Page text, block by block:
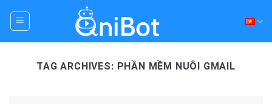
TAG ARCHIVES: PHẦN MỀM NUÔI GMAIL